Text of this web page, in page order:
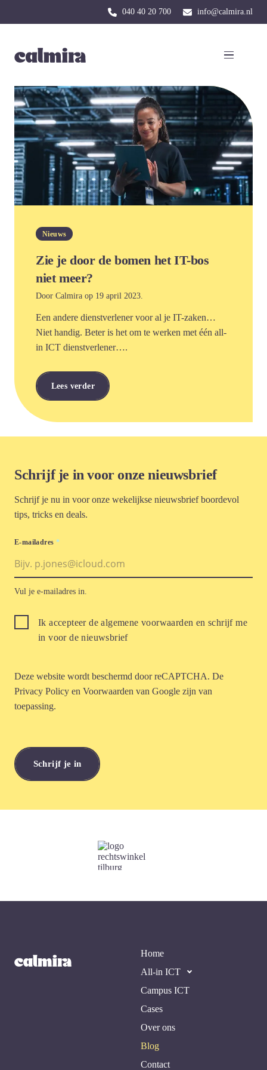
040 40 20 700 info@calmira.nl
Nieuws
Zie je door de bomen het IT-bos
niet meer?
Door Calmira op 19 april 2023.
Een andere dienstverlener voor al je IT-zaken…
Niet handig. Beter is het om te werken met één all-
in ICT dienstverlener….
Lees verder
Schrijf je in voor onze nieuwsbrief
Schrijf je nu in voor onze wekelijkse nieuwsbrief boordevol
tips, tricks en deals.
E-mailadres *
Vul je e-mailadres in.
Ik accepteer de algemene voorwaarden en schrijf me
in voor de nieuwsbrief
Deze website wordt beschermd door reCAPTCHA. De
Privacy Policy en Voorwaarden van Google zijn van
toepassing.
Schrijf je in
Home
All-in ICT
Campus ICT
Cases
Over ons
Blog
Contact